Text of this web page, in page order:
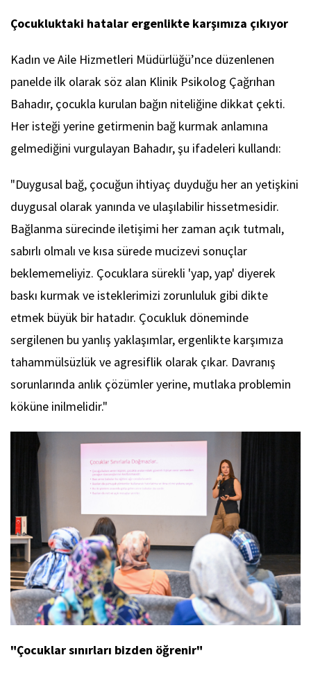
Çocukluktaki hatalar ergenlikte karşımıza çıkıyor
Kadın ve Aile Hizmetleri Müdürlüğü’nce düzenlenen
panelde ilk olarak söz alan Klinik Psikolog Çağrıhan
Bahadır, çocukla kurulan bağın niteliğine dikkat çekti.
Her isteği yerine getirmenin bağ kurmak anlamına
gelmediğini vurgulayan Bahadır, şu ifadeleri kullandı:
"Duygusal bağ, çocuğun ihtiyaç duyduğu her an yetişkini
duygusal olarak yanında ve ulaşılabilir hissetmesidir.
Bağlanma sürecinde iletişimi her zaman açık tutmalı,
sabırlı olmalı ve kısa sürede mucizevi sonuçlar
beklememeliyiz. Çocuklara sürekli 'yap, yap' diyerek
baskı kurmak ve isteklerimizi zorunluluk gibi dikte
etmek büyük bir hatadır. Çocukluk döneminde
sergilenen bu yanlış yaklaşımlar, ergenlikte karşımıza
tahammülsüzlük ve agresiflik olarak çıkar. Davranış
sorunlarında anlık çözümler yerine, mutlaka problemin
köküne inilmelidir."
"Çocuklar sınırları bizden öğrenir"